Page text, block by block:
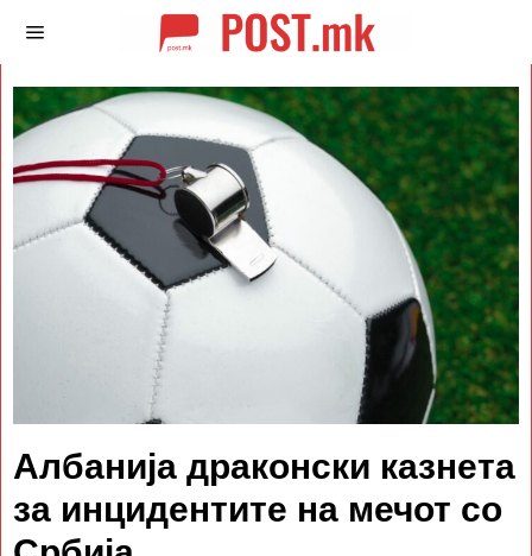
Албанија драконски казнета
за инцидентите на мечот со